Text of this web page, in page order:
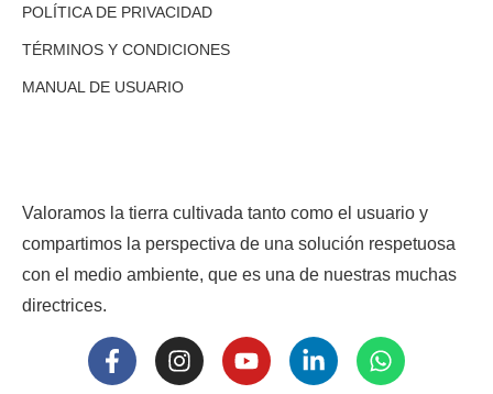
Valoramos la tierra cultivada tanto como el usuario y
compartimos la perspectiva de una solución respetuosa
con el medio ambiente, que es una de nuestras muchas
directrices.
POLÍTICA DE PRIVACIDAD
TÉRMINOS Y CONDICIONES
MANUAL DE USUARIO